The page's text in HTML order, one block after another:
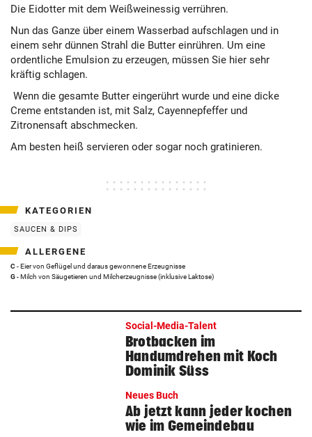
Die Eidotter mit dem Weißweinessig verrühren.
Nun das Ganze über einem Wasserbad aufschlagen und in
einem sehr dünnen Strahl die Butter einrühren. Um eine
ordentliche Emulsion zu erzeugen, müssen Sie hier sehr
kräftig schlagen.
Wenn die gesamte Butter eingerührt wurde und eine dicke
Creme entstanden ist, mit Salz, Cayennepfeffer und
Zitronensaft abschmecken.
Am besten heiß servieren oder sogar noch gratinieren.
KATEGORIEN
SAUCEN & DIPS
ALLERGENE
C - Eier von Geflügel und daraus gewonnene Erzeugnisse
G- Milch von Säugetieren und Milcherzeugnisse (inklusive Laktose)
Social-Media-Talent
Brotbacken im
Handumdrehen mit Koch
Dominik Süss
Neues Buch
Ab jetzt kann jeder kochen
wie im Gemeindebau